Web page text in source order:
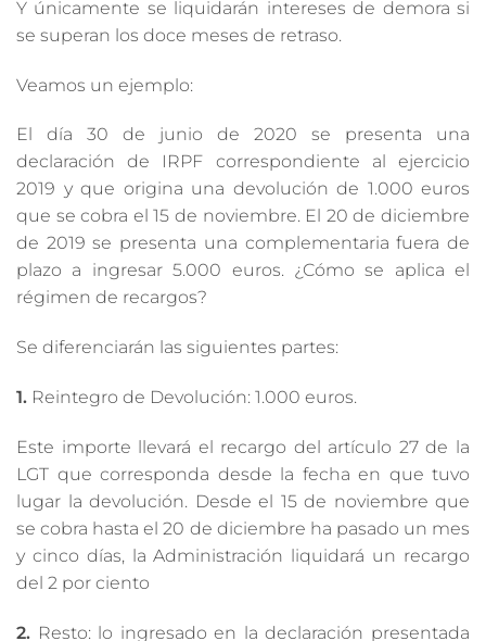
Y únicamente se liquidarán intereses de demora si
se superan los doce meses de retraso.
Veamos un ejemplo:
El día 30 de junio de 2020 se presenta una
declaración de IRPF correspondiente al ejercicio
2019 y que origina una devolución de 1.000 euros
que se cobra el 15 de noviembre. El 20 de diciembre
de 2019 se presenta una complementaria fuera de
plazo a ingresar 5.000 euros. ¿Cómo se aplica el
régimen de recargos?
Se diferenciarán las siguientes partes:
1. Reintegro de Devolución: 1.000 euros.
Este importe llevará el recargo del artículo 27 de la
LGT que corresponda desde la fecha en que tuvo
lugar la devolución. Desde el 15 de noviembre que
se cobra hasta el 20 de diciembre ha pasado un mes
y cinco días, la Administración liquidará un recargo
del 2 por ciento
2. Resto: lo ingresado en la declaración presentada